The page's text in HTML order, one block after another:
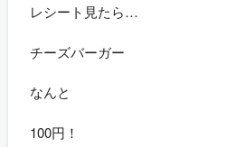
レシート見たら…
チーズバーガー
なんと
100円！